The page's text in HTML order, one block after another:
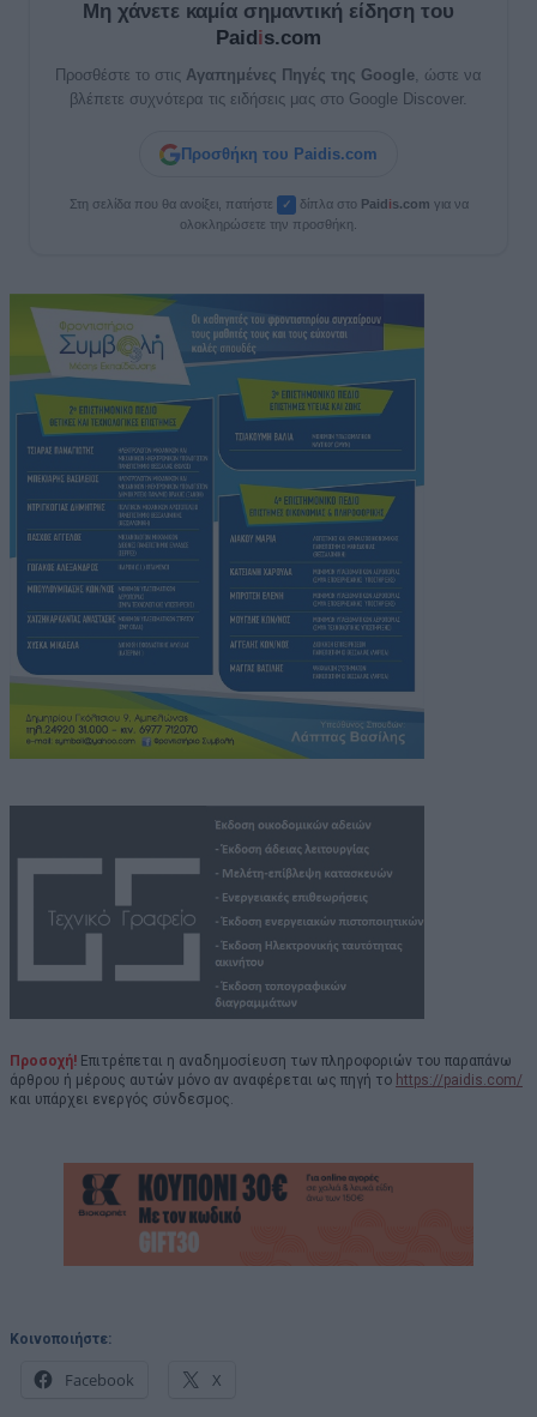
Μη χάνετε καμία σημαντική είδηση του
Paidis.com
Προσθέστε το στις Αγαπημένες Πηγές της Google, ώστε να
βλέπετε συχνότερα τις ειδήσεις μας στο Google Discover.
Προσθήκη του Paidis.com
Στη σελίδα που θα ανοίξει, πατήστε ✓ δίπλα στο Paidis.com για να
ολοκληρώσετε την προσθήκη.
Προσοχή! Επιτρέπεται η αναδημοσίευση των πληροφοριών του παραπάνω
άρθρου ή μέρους αυτών μόνο αν αναφέρεται ως πηγή το https://paidis.com/
και υπάρχει ενεργός σύνδεσμος.
Κοινοποιήστε:
Facebook X